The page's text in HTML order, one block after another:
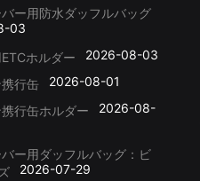
ー用防水ダッフルバッグ
03
ホルダー
2026-08-03
行缶
2026-08-01
行缶ホルダー
2026-08-
ー用ダッフルバッグ：ビ
2026-07-29